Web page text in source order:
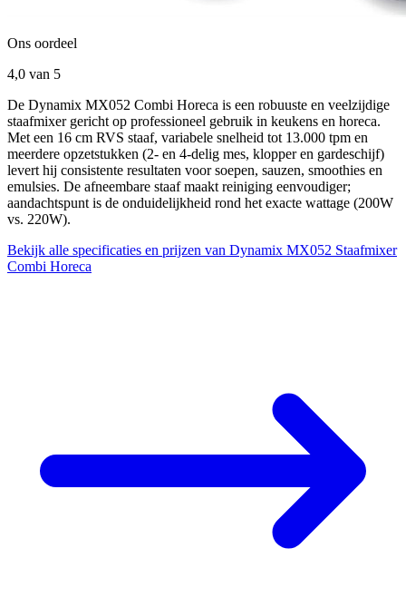
Ons oordeel
4,0 van 5
De Dynamix MX052 Combi Horeca is een robuuste en veelzijdige
staafmixer gericht op professioneel gebruik in keukens en horeca.
Met een 16 cm RVS staaf, variabele snelheid tot 13.000 tpm en
meerdere opzetstukken (2- en 4-delig mes, klopper en gardeschijf)
levert hij consistente resultaten voor soepen, sauzen, smoothies en
emulsies. De afneembare staaf maakt reiniging eenvoudiger;
aandachtspunt is de onduidelijkheid rond het exacte wattage (200W
vs. 220W).
Bekijk alle specificaties en prijzen van Dynamix MX052 Staafmixer
Combi Horeca